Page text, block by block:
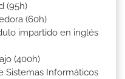
(95h)
(60h)
impartido en inglés
(400h)
Sistemas Informáticos